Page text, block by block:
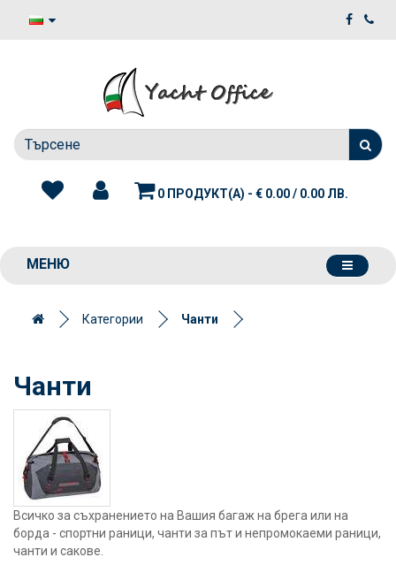
0 ПРОДУКТ(А) - € 0.00 / 0.00 ЛВ.
МЕНЮ
Категории Чанти
Чанти
Всичко за съхранението на Вашия багаж на брега или на
борда - спортни раници, чанти за път и непромокаеми раници,
чанти и сакове.